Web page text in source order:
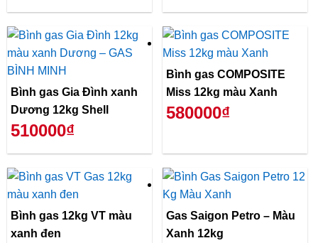
Bình gas Gia Đình xanh
Dương 12kg Shell
510000₫
Bình gas COMPOSITE
Miss 12kg màu Xanh
580000₫
Bình gas 12kg VT màu
xanh đen
Gas Saigon Petro – Màu
Xanh 12kg